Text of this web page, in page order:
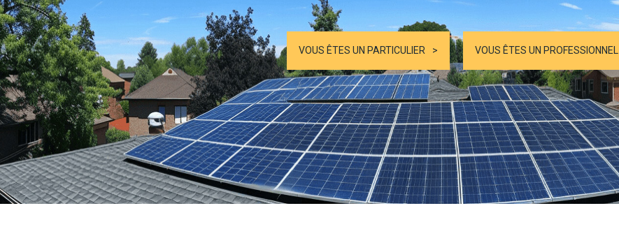
VOUS ÊTES UN PARTICULIER VOUS ÊTES UN PROFESSIONNEL